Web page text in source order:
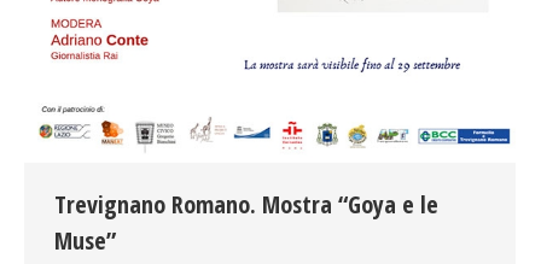
Trevignano Romano. Mostra “Goya e le
Muse”